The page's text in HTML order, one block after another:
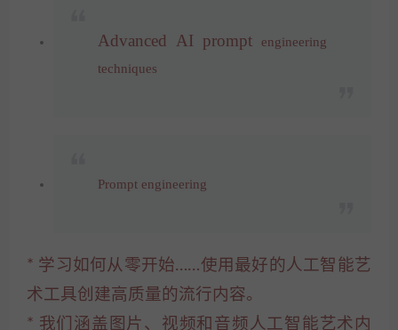
Advanced AI prompt engineering
techniques
Prompt engineering
* 学习如何从零开始……使用最好的人工智能艺
术工具创建高质量的流行内容。
* 我们涵盖图片、视频和音频人工智能艺术内